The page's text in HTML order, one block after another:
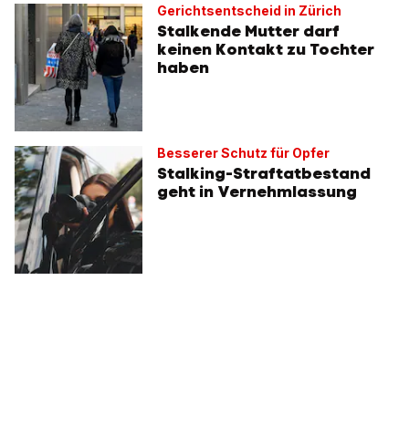
Gerichtsentscheid in Zürich
Stalkende Mutter darf
keinen Kontakt zu Tochter
haben
Besserer Schutz für Opfer
Stalking-Straftatbestand
geht in Vernehmlassung